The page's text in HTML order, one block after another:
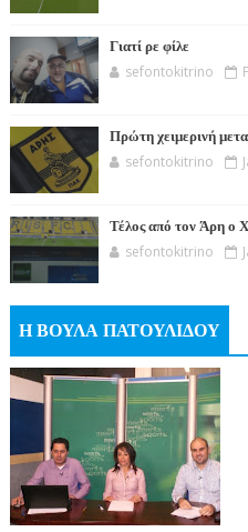
Γιατί ρε φίλε
sefontokitrino
Πρώτη χειμερινή
sefontokitrino
Τέλος από τον Άρη ο
sefontokitrino
Η ΒΟΥΛΑ ΠΑΤΟΥΛΙΔΟΥ